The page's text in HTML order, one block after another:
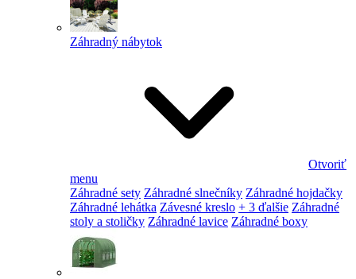
Záhradný nábytok
Otvoriť
menu
Záhradné sety Záhradné slnečníky Záhradné hojdačky
Záhradné lehátka Závesné kreslo + 3 ďalšie Záhradné
stoly a stoličky Záhradné lavice Záhradné boxy